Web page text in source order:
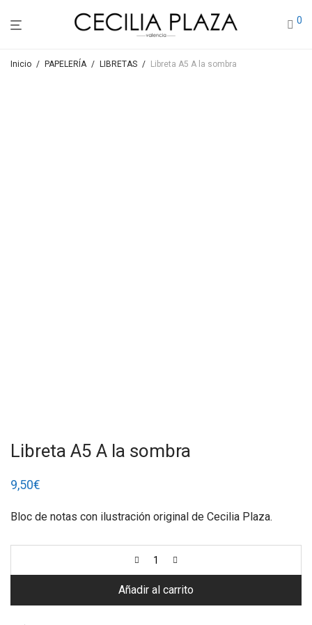
0
Inicio / PAPELERÍA / LIBRETAS / Libreta A5 A la sombra
Libreta A5 A la sombra
9,50€
Bloc de notas con ilustración original de Cecilia Plaza.
Añadir al carrito